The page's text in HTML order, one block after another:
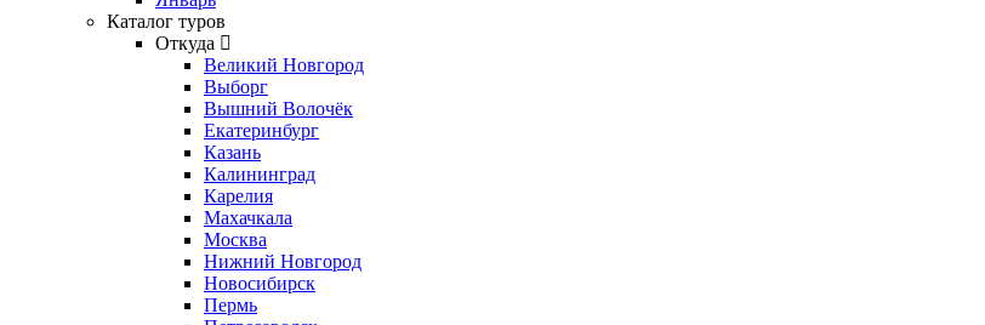
Каталог туров
Откуда
Великий Новгород
Выборг
Вышний Волочёк
Екатеринбург
Казань
Калининград
Карелия
Махачкала
Москва
Нижний Новгород
Новосибирск
Пермь